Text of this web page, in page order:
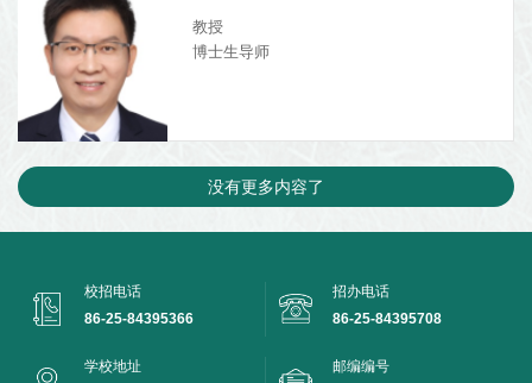
教授
博士生导师
没有更多内容了
校招电话
86-25-84395366
招办电话
86-25-84395708
学校地址
邮编编号